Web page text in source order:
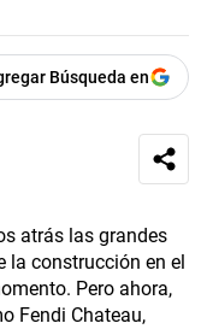
Búsqueda en
atrás las grandes
la construcción en el
Pero ahora,
Fendi Chateau,